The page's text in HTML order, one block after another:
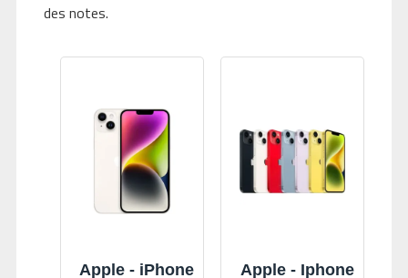
des notes.
Apple - iPhone
Apple - Iphone